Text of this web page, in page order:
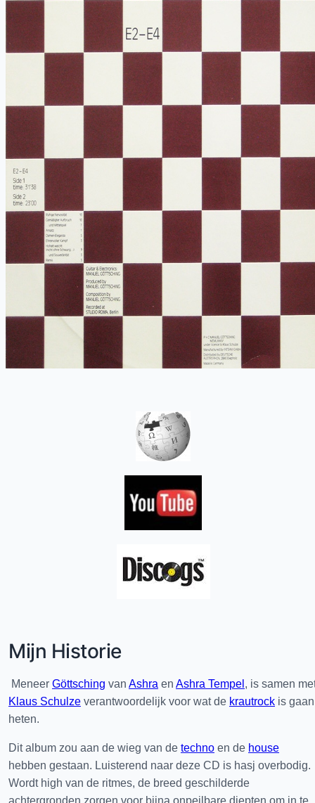
Mijn Historie
Meneer Göttsching van Ashra en Ashra Tempel , is samen
Klaus Schulze verantwoordelijk voor wat de krautrock is gaan
heten.
Dit album zou aan de wieg van de techno en de house
hebben gestaan. Luisterend naar deze CD is hasj overbodig.
Wordt high van de ritmes, de breed geschilderde
achtergronden zorgen voor bijna onpeilbare diepten om in te